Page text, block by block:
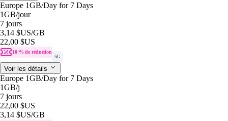
Europe 1GB/Day for 7 Days
1GB/jour
7 jours
3,14 $US/GB
22,00 $US
10 % de réduction
5G
Voir les détails
Europe 1GB/Day for 7 Days
1GB/j
7 jours
22,00 $US
3,14 $US/GB